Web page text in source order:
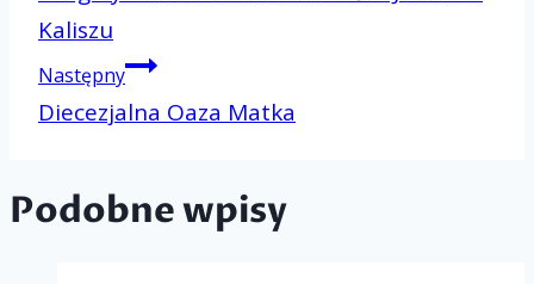
wpisu
Kaliszu
Następny
Diecezjalna Oaza Matka
Podobne wpisy